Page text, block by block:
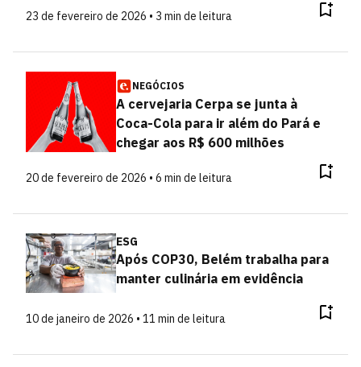
23 de fevereiro de 2026 • 3 min de leitura
NEGÓCIOS
A cervejaria Cerpa se junta à
Coca-Cola para ir além do Pará e
chegar aos R$ 600 milhões
20 de fevereiro de 2026 • 6 min de leitura
ESG
Após COP30, Belém trabalha para
manter culinária em evidência
10 de janeiro de 2026 • 11 min de leitura